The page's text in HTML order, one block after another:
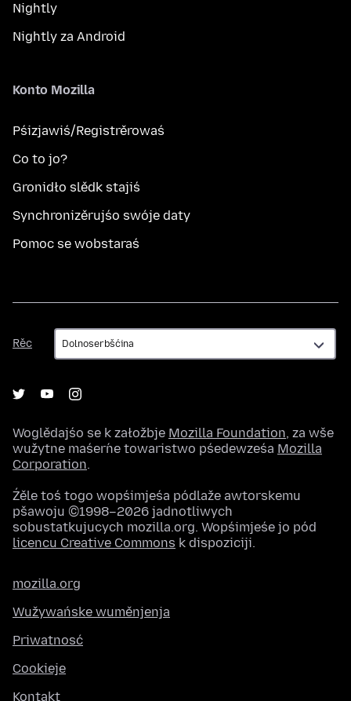
Nightly
Nightly za Android
Konto Mozilla
Pśizjawiś/Registrěrowaś
Co to jo?
Gronidło slědk stajiś
Synchronizěrujśo swóje daty
Pomoc se wobstaraś
Rěc
Rěc
Woglědajśo se k załožbje Mozilla Foundation, za wše
wužytne maśeŕne towaristwo pśedewześa Mozilla
Corporation.
Źěle toś togo wopśimjeśa pódlaže awtorskemu
pšawoju ©1998–2026 jadnotliwych
sobustatkujucych mozilla.org. Wopśimjeśe jo pód
licencu Creative Commons k dispoziciji.
mozilla.org
Wužywańske wuměnjenja
Priwatnosć
Cookieje
Kontakt